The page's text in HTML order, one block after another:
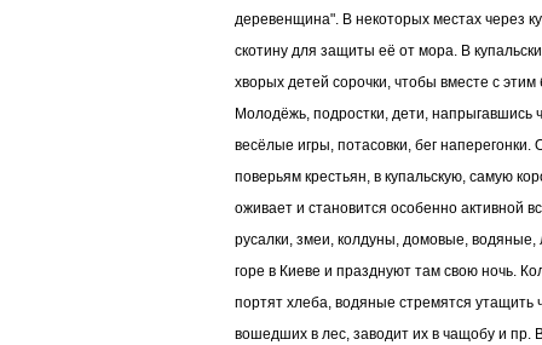
деревенщина". В некоторых местах через
скотину для защиты её от мора. В
хворых детей сорочки, чтобы вместе с
Молодёжь, подростки, дети, напрыгавшись
весёлые игры, потасовки, бег наперегонки.
поверьям крестьян, в купальскую, самую
оживает и становится особенно активной
русалки, змеи, колдуны, домовые,
горе в Киеве и празднуют там свою ночь.
портят хлеба, водяные стремятся утащить
вошедших в лес, заводит их в чащобу и пр.